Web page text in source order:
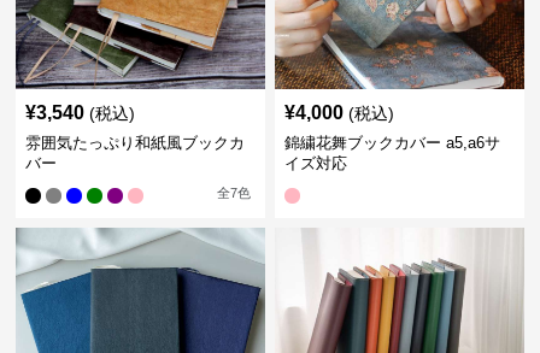
¥3,540 (税込)
雰囲気たっぷり和紙風ブックカ
バー
全7色
¥4,000 (税込)
錦繍花舞ブックカバー a5,a6サ
イズ対応